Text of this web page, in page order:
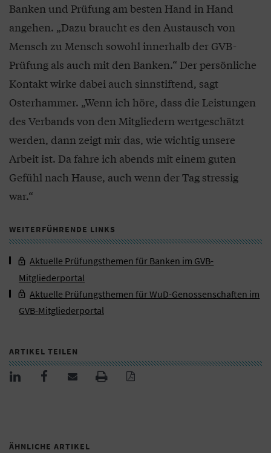
Banken und Prüfung am besten Hand in Hand
angehen. „Dazu braucht es den Austausch von
Mensch zu Mensch sowohl innerhalb der GVB-
Prüfung als auch mit den Banken.“ Der persönliche
Kontakt wirke dabei auch sinnstiftend, sagt
Osterhammer. „Wenn ich höre, dass die Leistungen
des Verbands von den Mitgliedern wertgeschätzt
werden, dann zeigt mir das, wie wichtig unsere
Arbeit ist. Da fahre ich abends mit einem guten
Gefühl nach Hause, auch wenn der Tag stressig
war.“
WEITERFÜHRENDE LINKS
Aktuelle Prüfungsthemen für Banken im GVB-
Mitgliederportal
Aktuelle Prüfungsthemen für WuD-Genossenschaften im
GVB-Mitgliederportal
ARTIKEL TEILEN
ÄHNLICHE ARTIKEL